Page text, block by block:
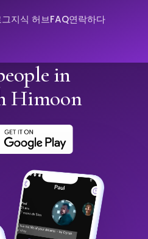
지식 허브FAQ연락하다
in
Himoon